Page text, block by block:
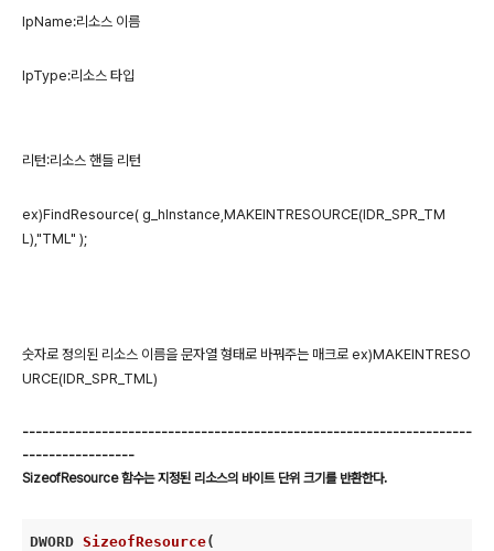
lpName:리소스 이름
lpType:리소스 타입
리턴:리소스 핸들 리턴
ex)FindResource( g_hInstance,MAKEINTRESOURCE(IDR_SPR_TM
L),"TML" );
숫자로 정의된 리소스 이름을 문자열 형태로 바꿔주는 매크로 ex)MAKEINTRESO
URCE(IDR_SPR_TML)
--------------------------------------------------------------------
-----------------
SizeofResource 함수는 지정된 리소스의 바이트 단위 크기를 반환한다.
DWORD SizeofResource(